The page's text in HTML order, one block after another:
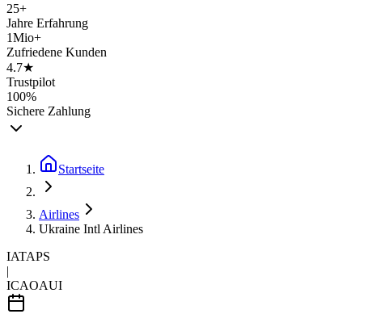
25+
Jahre Erfahrung
1Mio+
Zufriedene Kunden
4.7★
Trustpilot
100%
Sichere Zahlung
Startseite
Airlines
Ukraine Intl Airlines
IATAPS
|
ICAOAUI